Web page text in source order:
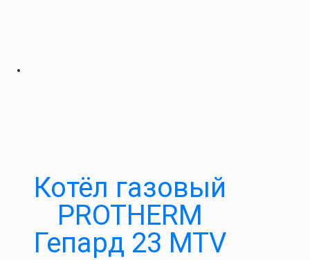
Котёл газовый
PROTHERM
Гепард 23 MTV